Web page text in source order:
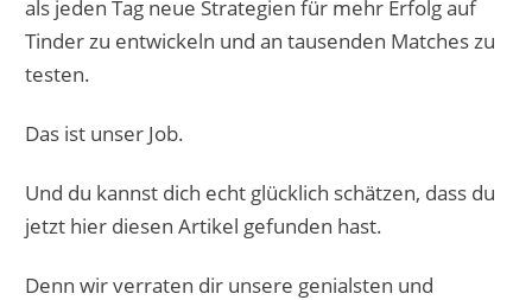
als jeden Tag neue Strategien für mehr Erfolg auf
Tinder zu entwickeln und an tausenden Matches zu
testen.
Das ist unser Job.
Und du kannst dich echt glücklich schätzen, dass du
jetzt hier diesen Artikel gefunden hast.
Denn wir verraten dir unsere genialsten und